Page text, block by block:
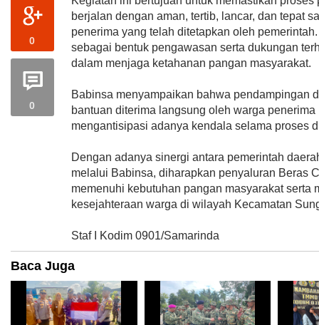
0
0
berjalan dengan aman, tertib, lancar, dan tepat
penerima yang telah ditetapkan oleh
sebagai bentuk pengawasan serta dukungan
dalam menjaga ketahanan pangan masyarakat.
Babinsa menyampaikan bahwa pendampingan
bantuan diterima langsung oleh warga penerima
mengantisipasi adanya kendala selama proses
Dengan adanya sinergi antara pemerintah
melalui Babinsa, diharapkan penyaluran Beras
memenuhi kebutuhan pangan masyarakat serta
kesejahteraan warga di wilayah Kecamatan
Staf I Kodim 0901/Samarinda
Baca Juga